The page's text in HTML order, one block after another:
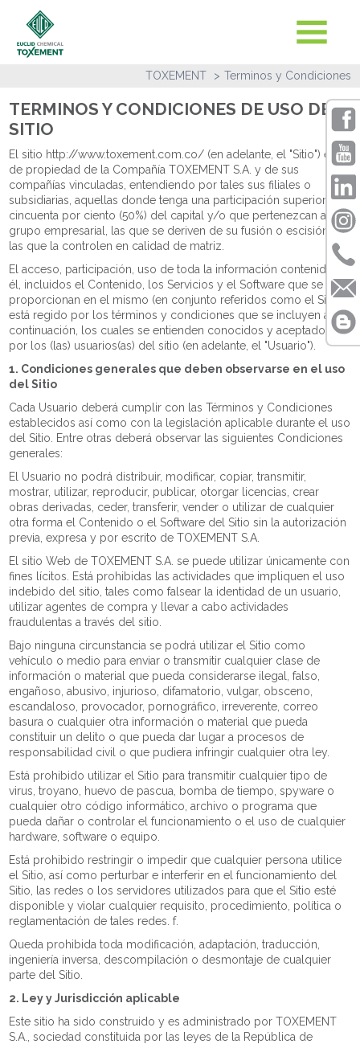
TOXEMENT Terminos y Condiciones
TERMINOS Y CONDICIONES DE USO DEL
SITIO
El sitio http://www.toxement.com.co/ (en adelante, el "Sitio") es
de propiedad de la Compañía TOXEMENT S.A. y de sus
compañías vinculadas, entendiendo por tales sus filiales o
subsidiarias, aquellas donde tenga una participación superior al
cincuenta por ciento (50%) del capital y/o que pertenezcan al
grupo empresarial, las que se deriven de su fusión o escisión o
las que la controlen en calidad de matriz.
El acceso, participación, uso de toda la información contenida en
él, incluidos el Contenido, los Servicios y el Software que se
proporcionan en el mismo (en conjunto referidos como el Sitio)
está regido por los términos y condiciones que se incluyen a
continuación, los cuales se entienden conocidos y aceptados
por los (las) usuarios(as) del sitio (en adelante, el "Usuario").
1. Condiciones generales que deben observarse en el uso
del Sitio
Cada Usuario deberá cumplir con las Términos y Condiciones
establecidos así como con la legislación aplicable durante el uso
del Sitio. Entre otras deberá observar las siguientes Condiciones
generales:
El Usuario no podrá distribuir, modificar, copiar, transmitir,
mostrar, utilizar, reproducir, publicar, otorgar licencias, crear
obras derivadas, ceder, transferir, vender o utilizar de cualquier
otra forma el Contenido o el Software del Sitio sin la autorización
previa, expresa y por escrito de TOXEMENT S.A.
El sitio Web de TOXEMENT S.A. se puede utilizar únicamente con
fines lícitos. Está prohibidas las actividades que impliquen el uso
indebido del sitio, tales como falsear la identidad de un usuario,
utilizar agentes de compra y llevar a cabo actividades
fraudulentas a través del sitio.
Bajo ninguna circunstancia se podrá utilizar el Sitio como
vehículo o medio para enviar o transmitir cualquier clase de
información o material que pueda considerarse ilegal, falso,
engañoso, abusivo, injurioso, difamatorio, vulgar, obsceno,
escandaloso, provocador, pornográfico, irreverente, correo
basura o cualquier otra información o material que pueda
constituir un delito o que pueda dar lugar a procesos de
responsabilidad civil o que pudiera infringir cualquier otra ley.
Está prohibido utilizar el Sitio para transmitir cualquier tipo de
virus, troyano, huevo de pascua, bomba de tiempo, spyware o
cualquier otro código informático, archivo o programa que
pueda dañar o controlar el funcionamiento o el uso de cualquier
hardware, software o equipo.
Está prohibido restringir o impedir que cualquier persona utilice
el Sitio, así como perturbar e interferir en el funcionamiento del
Sitio, las redes o los servidores utilizados para que el Sitio esté
disponible y violar cualquier requisito, procedimiento, política o
reglamentación de tales redes. f.
Queda prohibida toda modificación, adaptación, traducción,
ingeniería inversa, descompilación o desmontaje de cualquier
parte del Sitio.
2. Ley y Jurisdicción aplicable
Este sitio ha sido construido y es administrado por TOXEMENT
S.A., sociedad constituida por las leyes de la República de